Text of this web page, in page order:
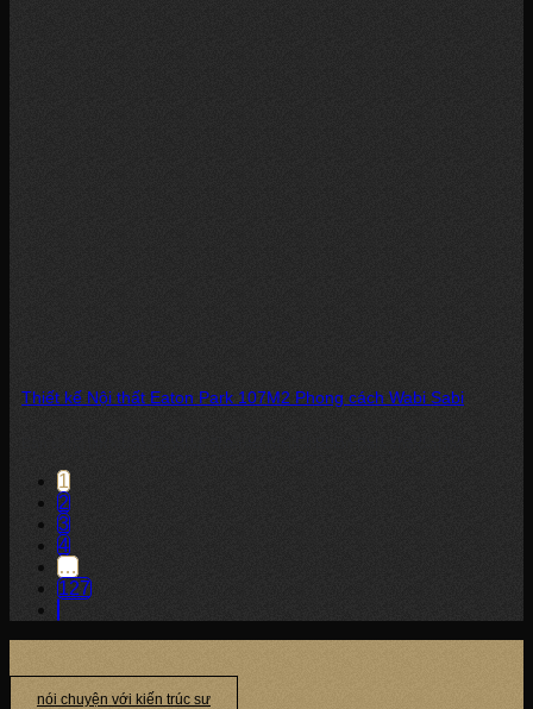
Thiết kế Nội thất Eaton Park 107M2 Phong cách Wabi Sabi
1
2
3
4
…
127
nói chuyện với kiến trúc sư